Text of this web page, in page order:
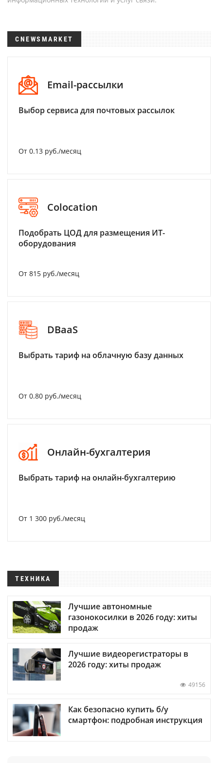
CNEWSMARKET
Email-рассылки
Выбор сервиса для почтовых рассылок
От 0.13 руб./месяц
Colocation
Подобрать ЦОД для размещения ИТ-
оборудования
От 815 руб./месяц
DBaaS
Выбрать тариф на облачную базу данных
От 0.80 руб./месяц
Онлайн-бухгалтерия
Выбрать тариф на онлайн-бухгалтерию
От 1 300 руб./месяц
ТЕХНИКА
Лучшие автономные
газонокосилки в 2026 году: хиты
продаж
Лучшие видеорегистраторы в
2026 году: хиты продаж
49156
Как безопасно купить б/у
смартфон: подробная инструкция